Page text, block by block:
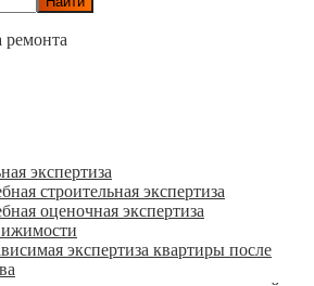
ремонта
экспертиза
строительная экспертиза
оценочная экспертиза
экспертиза квартиры после